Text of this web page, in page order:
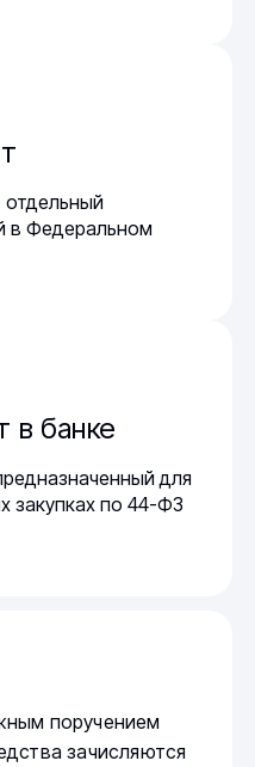
отдельный
в Федеральном
в банке
для
закупках по 44-ФЗ
поручением
зачисляются